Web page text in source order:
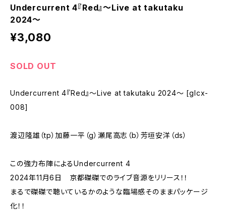
Undercurrent 4『Red』〜Live at takutaku
2024〜
¥3,080
SOLD OUT
Undercurrent 4『Red』〜Live at takutaku 2024〜 [glcx-
008]
渡辺隆雄（tp）加藤一平（g）瀬尾高志（b）芳垣安洋（ds）
この強力布陣によるUndercurrent 4
2024年11月6日 京都磔磔でのライブ音源をリリース！！
まるで磔磔で聴いているかのような臨場感そのままパッケージ
化！！